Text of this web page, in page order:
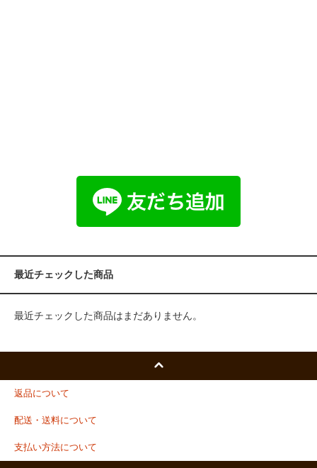
最近チェックした商品
最近チェックした商品はまだありません。
返品について
配送・送料について
支払い方法について